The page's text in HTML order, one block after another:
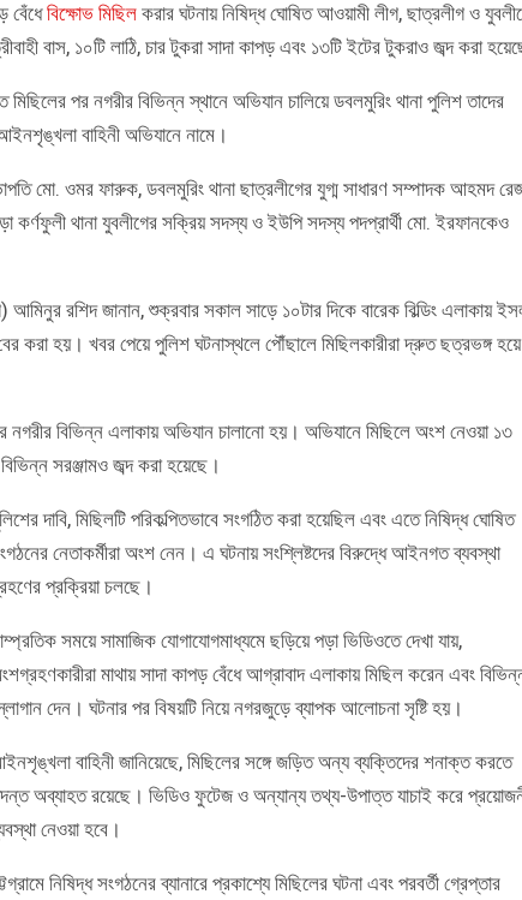
বেঁধেবিক্ষোভ মিছিল করার ঘটনায় নিষিদ্ধ ঘোষিত আওয়ামী লীগ, ছাত্রলীগ ও
বাস, ১০টি লাঠি, চার টুকরা সাদা কাপড় এবং ১৩টি ইটের টুকরাও জব্দ করা
মিছিলের পর নগরীর বিভিন্ন স্থানে অভিযান চালিয়ে ডবলমুরিং থানা পুলিশ তাদের
বাহিনী অভিযানে নামে।
মো. ওমর ফারুক, ডবলমুরিং থানা ছাত্রলীগের যুগ্ম সাধারণ সম্পাদক আহমদ
থানা যুবলীগের সক্রিয় সদস্য ও ইউপি সদস্য পদপ্রার্থী মো. ইরফানকেও
রশিদ জানান, শুক্রবার সকাল সাড়ে ১০টার দিকে বারেক বিল্ডিং এলাকায়
করা হয়। খবর পেয়ে পুলিশ ঘটনাস্থলে পৌঁছালে মিছিলকারীরা দ্রুত ছত্রভঙ্গ হয়ে
নগরীর বিভিন্ন এলাকায় অভিযান চালানো হয়। অভিযানে মিছিলে অংশ নেওয়া ১৩
সরঞ্জামও জব্দ করা হয়েছে।
দাবি, মিছিলটি পরিকল্পিতভাবে সংগঠিত করা হয়েছিল এবং এতে নিষিদ্ধ ঘোষিত
নেতাকর্মীরা অংশ নেন। এ ঘটনায় সংশ্লিষ্টদের বিরুদ্ধে আইনগত ব্যবস্থা
প্রক্রিয়া চলছে।
সময়ে সামাজিক যোগাযোগমাধ্যমে ছড়িয়ে পড়া ভিডিওতে দেখা যায়,
মাথায় সাদা কাপড় বেঁধে আগ্রাবাদ এলাকায় মিছিল করেন এবং
দেন। ঘটনার পর বিষয়টি নিয়ে নগরজুড়ে ব্যাপক আলোচনা সৃষ্টি হয়।
বাহিনী জানিয়েছে, মিছিলের সঙ্গে জড়িত অন্য ব্যক্তিদের শনাক্ত করতে
অব্যাহত রয়েছে। ভিডিও ফুটেজ ও অন্যান্য তথ্য-উপাত্ত যাচাই করে
নেওয়া হবে।
নিষিদ্ধ সংগঠনের ব্যানারে প্রকাশ্যে মিছিলের ঘটনা এবং পরবর্তী গ্রেপ্তার